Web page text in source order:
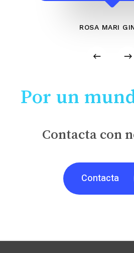
ROSA MARI
Por un
Contacta con
Contacta